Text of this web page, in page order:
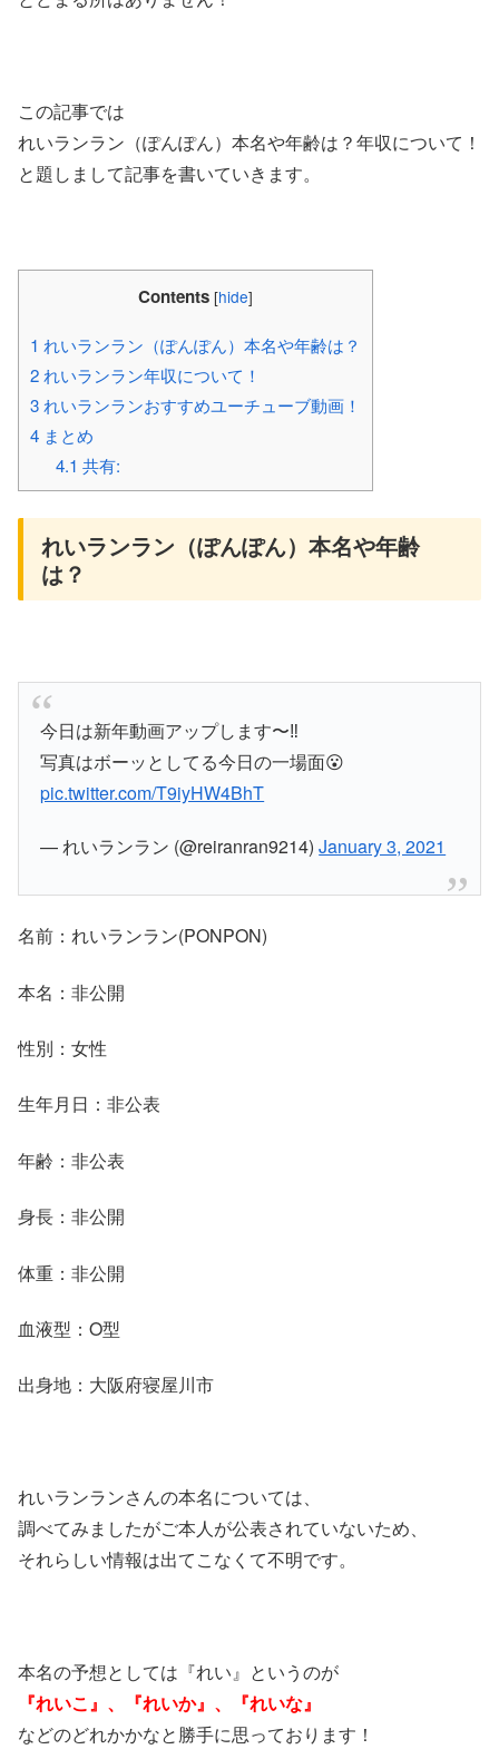
この記事では
れいランラン（ぽんぽん）本名や年齢は？年収について！
と題しまして記事を書いていきます。
Contents [hide]
1 れいランラン（ぽんぽん）本名や年齢は？
2 れいランラン年収について！
3 れいランランおすすめユーチューブ動画！
4 まとめ
4.1 共有:
れいランラン（ぽんぽん）本名や年齢
は？
今日は新年動画アップします〜‼️
写真はボーッとしてる今日の一場面😮
pic.twitter.com/T9iyHW4BhT
— れいランラン (@reiranran9214)January 3, 2021
名前：れいランラン(PONPON)
本名：非公開
性別：女性
生年月日：非公表
年齢：非公表
身長：非公開
体重：非公開
血液型：O型
出身地：大阪府寝屋川市
れいランランさんの本名については、
調べてみましたがご本人が公表されていないため、
それらしい情報は出てこなくて不明です。
本名の予想としては『れい』というのが
『れいこ』、『れいか』、『れいな』
などのどれかかなと勝手に思っております！